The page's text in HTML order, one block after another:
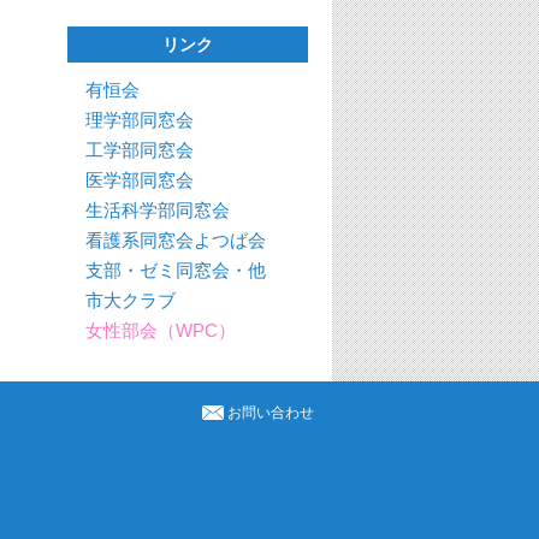
リンク
有恒会
理学部同窓会
工学部同窓会
医学部同窓会
生活科学部同窓会
看護系同窓会よつば会
支部・ゼミ同窓会・他
市大クラブ
女性部会（WPC）
お問い合わせ